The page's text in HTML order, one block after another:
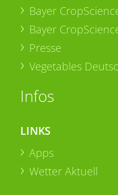
Bayer
Bayer
Presse
Vegetables
Infos
LINKS
Apps
Wetter Aktuell